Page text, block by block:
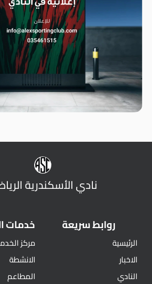
نادي الأسكندرية
روابط سريعة
الرئيسية
الاخبار
النادي
خدمات
مركز
الانشطة
المطاعم